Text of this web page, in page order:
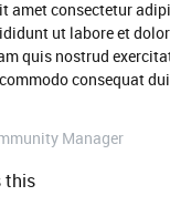
amet consectetur
ut labore et
quis nostrud
consequat
Manager
this